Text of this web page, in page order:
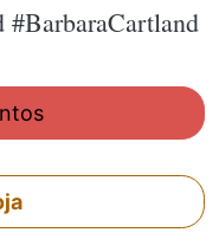
#BarbaraCartland